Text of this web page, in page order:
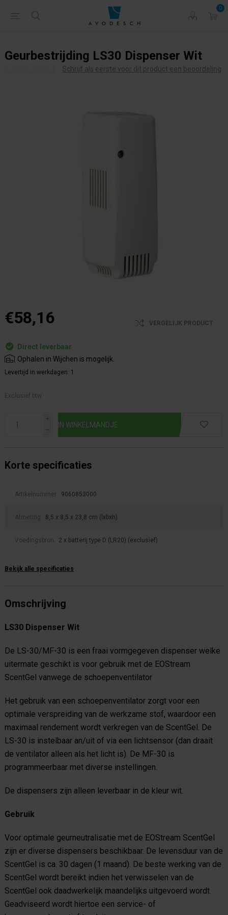
0
Geurbestrijding LS30 Dispenser Wit
Schrijf als eerste voor dit product een beoordeling
€58,16 VERGELIJK PRODUCT
Direct leverbaar
Ophalen in Wijchen is mogelijk.
Levertijd in werkdagen: 1
Exclusief btw.
i
h
Korte specificaties
Artikelnummer: 9060853000
Afmeting: 8,5 x 8,5 x 23,8 cm (lxbxh)
Voedingsbron: 2 x batterij type D (LR20) (exclusief)
Bekijk alle specificaties
Omschrijving
LS30 Dispenser Wit
De LS-30/MF-30 is een fraai vormgegeven dispenser welke
uitermate geschikt is voor gebruik met de EOStream
ScentGel vanwege de schoepenventilator
Het gebruik van een schoepenventilator zorgt voor een
optimale verspreiding van de werkzame stof, waardoor een
maximaal rendement wordt verkregen van de ScentGel. De
LS-30 is instelbaar an/uit of via een lichtsensor (dan draait
de ventilator alleen als het licht is). De MF-30 is
programmeerbaar met diverse instellingen.
De dispensers zijn alleen leverbaar in de kleur wit.
Gebruik
Voor optimale geurneutralisatie met de EOStream ScentGel
zijn er diverse dispensers beschikbaar. De levensduur van de
ScentGel is ca. 30 dagen (1 maand). De beste werking van de
ScentGel wordt bereikt indien het verwisselen van de
ScentGel ook daadwerkelijk maandelijks uitgevoerd wordt.
Geadviseerd wordt hiertoe een service- of